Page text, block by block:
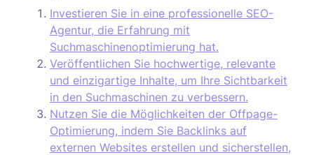
Investieren Sie in eine professionelle SEO-
Agentur, die Erfahrung mit
Suchmaschinenoptimierung hat.
Veröffentlichen Sie hochwertige, relevante
und einzigartige Inhalte, um Ihre Sichtbarkeit
in den Suchmaschinen zu verbessern.
Nutzen Sie die Möglichkeiten der Offpage-
Optimierung, indem Sie Backlinks auf
externen Websites erstellen und sicherstellen,